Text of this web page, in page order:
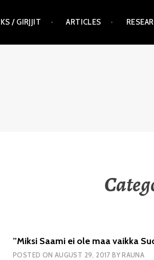
/ GIRJJIT ARTICLES
”Miksi Saami ei ole maa vaikka
POSTED ON AUGUST 29, 2017 BYRAUNA